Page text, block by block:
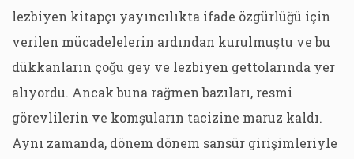
lezbiyen kitapçı yayıncılıkta ifade özgürlüğü için
verilen mücadelelerin ardından kurulmuştu ve bu
dükkanların çoğu gey ve lezbiyen gettolarında yer
alıyordu. Ancak buna rağmen bazıları, resmi
görevlilerin ve komşuların tacizine maruz kaldı.
Aynı zamanda, dönem dönem sansür girişimleriyle